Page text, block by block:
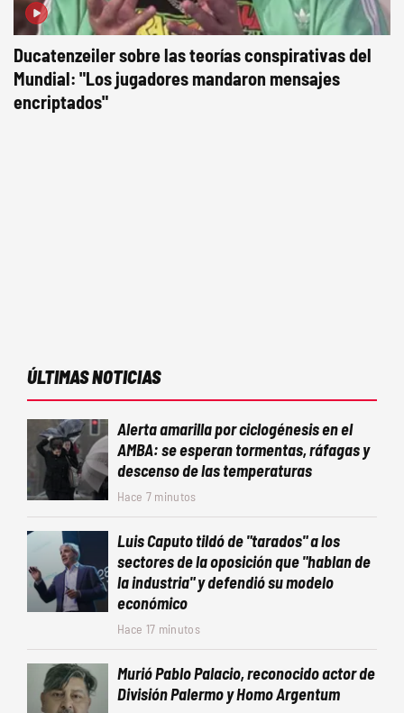
Ducatenzeiler sobre las teorías conspirativas del
Mundial: "Los jugadores mandaron mensajes
encriptados"
ÚLTIMAS NOTICIAS
Alerta amarilla por ciclogénesis en el
AMBA: se esperan tormentas, ráfagas y
descenso de las temperaturas
Hace 7 minutos
Luis Caputo tildó de "tarados" a los
sectores de la oposición que "hablan de
la industria" y defendió su modelo
económico
Hace 17 minutos
Murió Pablo Palacio, reconocido actor de
División Palermo y Homo Argentum